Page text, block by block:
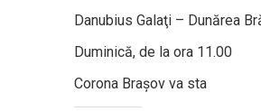
Danubius Galaţi – Dunărea
Duminică, de la ora 11.00
Corona Braşov va sta